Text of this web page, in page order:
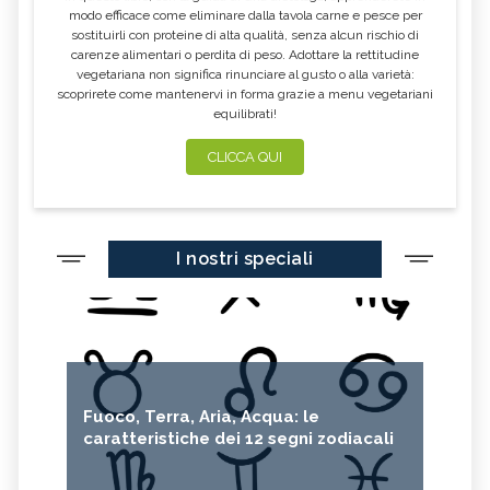
CALENDULA IPERICO
ELICRISO MANNITE
EPILOBIO
SALVIA, TINTURA MADRE
GELSOMINO BORRAGINE
CITRONELLA
HERICIUM ERINACEUS
CRESPINO SEDUM
OLIO DI RICINO MIRTO
CAPELVENERE CENTELLA
VERBENA
modo efficace come eliminare dalla tavola carne e pesce per
sostituirli con proteine di alta qualità, senza alcun rischio di
carenze alimentari o perdita di peso. Adottare la rettitudine
vegetariana non significa rinunciare al gusto o alla varietà:
scoprirete come mantenervi in forma grazie a menu vegetariani
equilibrati!
CLICCA QUI
I nostri speciali
Fuoco, Terra, Aria, Acqua: le
caratteristiche dei 12 segni zodiacali